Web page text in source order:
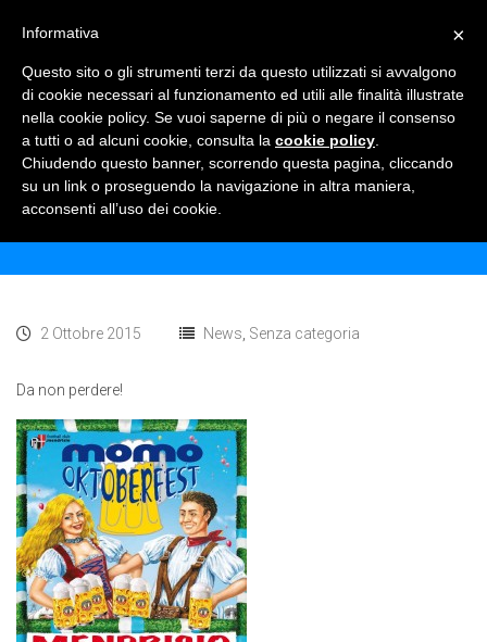
MOMO OKTOBERFEST!
Home Senza categoria
2 Ottobre 2015 News Senza categoria
Da non perdere!
×
Informativa
Questo sito o gli strumenti terzi da questo utilizzati si avvalgono
di cookie necessari al funzionamento ed utili alle finalità illustrate
nella cookie policy. Se vuoi saperne di più o negare il consenso
a tutti o ad alcuni cookie, consulta la cookie policy
Chiudendo questo banner, scorrendo questa pagina, cliccando
su un link o proseguendo la navigazione in altra maniera,
acconsenti all’uso dei cookie.